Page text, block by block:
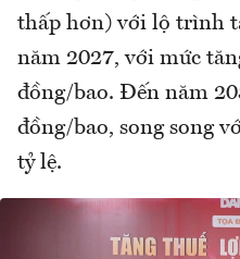
thấp hơn) với lộ trình
năm 2027, với mức
đồng/bao. Đến năm
đồng/bao, song song
tỷ lệ.